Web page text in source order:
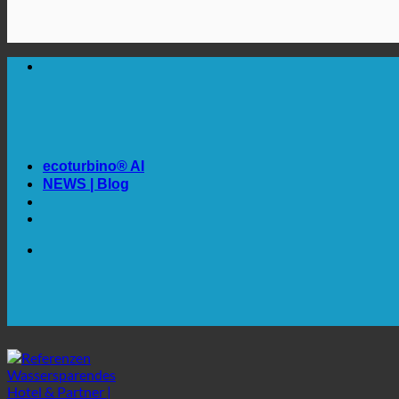
ecoturbino® AI
NEWS | Blog